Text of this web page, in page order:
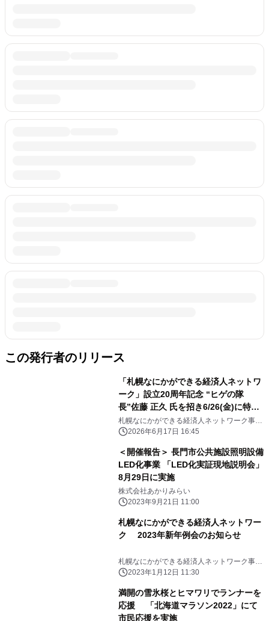
この発行者のリリース
「札幌なにかができる経済人ネットワ
ーク」設立20周年記念 “ヒゲの隊
長”佐藤 正久 氏を招き6/26(金)に特別
例会を開催
札幌なにかができる経済人ネットワーク事務
局 2026年6月17日 16:45
＜開催報告＞ 長門市公共施設照明設備
LED化事業 「LED化実証現地説明会」
8月29日に実施
株式会社あかりみらい
2023年9月21日 11:00
札幌なにかができる経済人ネットワー
ク 2023年新年例会のお知らせ
札幌なにかができる経済人ネットワーク事務
局 2023年1月12日 11:30
満開の雪氷桜とヒマワリでランナーを
応援 「北海道マラソン2022」にて
市民応援を実施